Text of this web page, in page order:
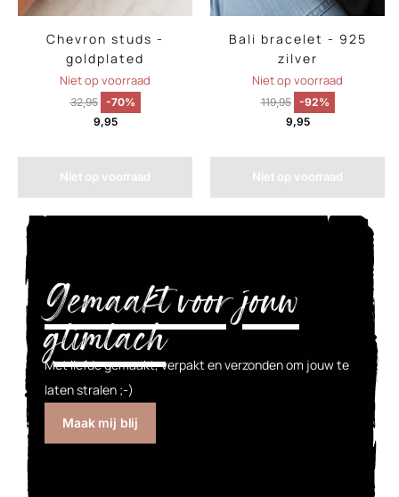
Chevron studs -
goldplated
Niet op voorraad
32,95
-70%
9,95
Niet op voorraad
Bali bracelet - 925
zilver
Niet op voorraad
119,95
-92%
9,95
Niet op voorraad
Gemaakt voor jouw
glimlach
Met liefde gemaakt, verpakt en verzonden om jouw te
laten stralen ;-)
Maak mij blij